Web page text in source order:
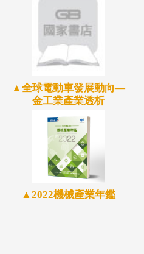
▲全球電動車發展動向—
金工業產業透析
▲2022機械產業年鑑